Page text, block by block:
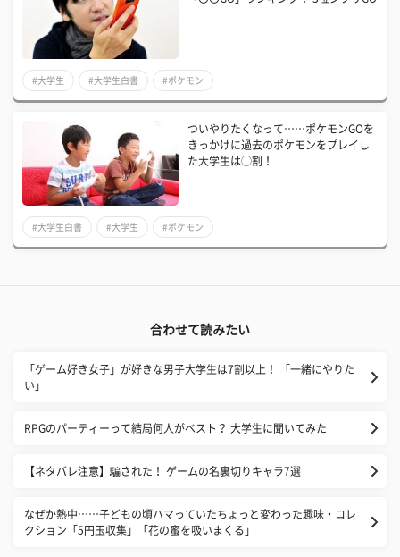
#大学生 #大学生白書 #ポケモン
ついやりたくなって……ポケモンGOを
きっかけに過去のポケモンをプレイし
た大学生は◯割！
#大学生白書 #大学生 #ポケモン
合わせて読みたい
「ゲーム好き女子」が好きな男子大学生は7割以上！ 「一緒にやりた
い」
RPGのパーティーって結局何人がベスト？ 大学生に聞いてみた
【ネタバレ注意】騙された！ ゲームの名裏切りキャラ7選
なぜか熱中……子どもの頃ハマっていたちょっと変わった趣味・コレ
クション「5円玉収集」「花の蜜を吸いまくる」